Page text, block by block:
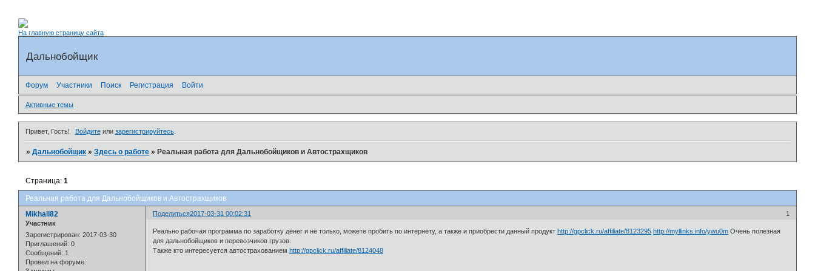
На главную страницу сайта
Дальнобойщик
Форум Участники Поиск Регистрация Войти
Активные темы
Привет, Гость! Войдитеили зарегистрируйтесь.
»Дальнобойщик »Здесь о работе »Реальная работа для Дальнобойщиков и Автострахщиков
Реальная работа для Дальнобойщиков и Автострахщиков
Страница:1
Поделиться 1
2017-03-31 00:02:31
Mikhail82
Участник
Зарегистрирован: 2017-03-30
Приглашений: 0
Сообщений: 1
Провел на форуме:
Реально рабочая программа по заработку денег и не только, можете пробить по интернету, а также и приобрести данный продукт http://gpclick.ru/affiliate/8123295 http://myllinks.info/ywu0m Очень полезная
для дальнобойщиков и перевозчиков грузов.
Также кто интересуется автострахованием http://gpclick.ru/affiliate/8124048